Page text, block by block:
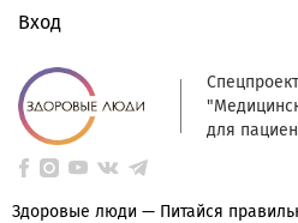
Вход
Спецпроект
для
Здоровые люди — Питайся